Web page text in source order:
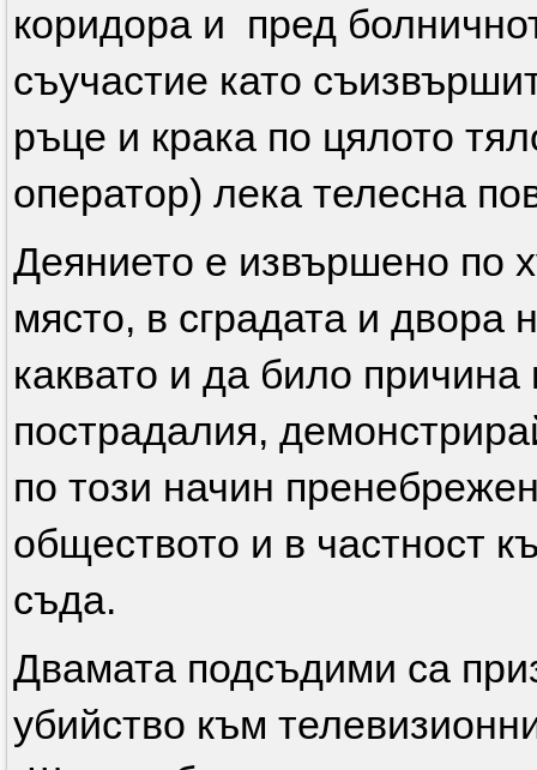
коридора и пред
съучастие като
ръце и крака по цялото
оператор) лека телесна
Деянието е извършено по
място, в сградата и двора
каквато и да било
пострадалия,
по този начин
обществото и в частност
съда.
Двамата подсъдими са
убийство към